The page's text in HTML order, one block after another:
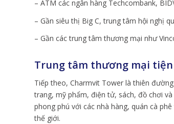
– ATM các ngân hàng Techcombank,
– Gần siêu thị Big C, trung tâm hội nghị
– Gần các trung tâm thương mại như
Trung tâm thương mại
Tiếp theo, Charmvit Tower là thiên
trang, mỹ phẩm, điện tử, sách, đồ chơi
phong phú với các nhà hàng, quán cà
thế giới.